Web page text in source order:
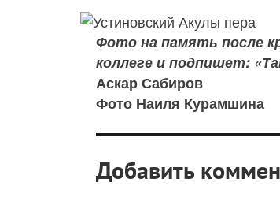
Фото на память после
коллеге и подпишет:
Аскар Сабиров
Фото Наиля Курамшина
Добавить